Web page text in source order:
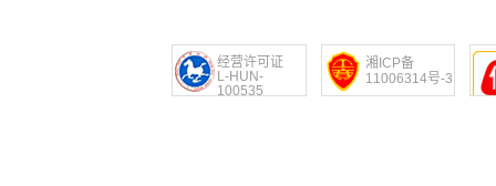
经营许可证
L-HUN-
100535
湘ICP备
11006314号-3